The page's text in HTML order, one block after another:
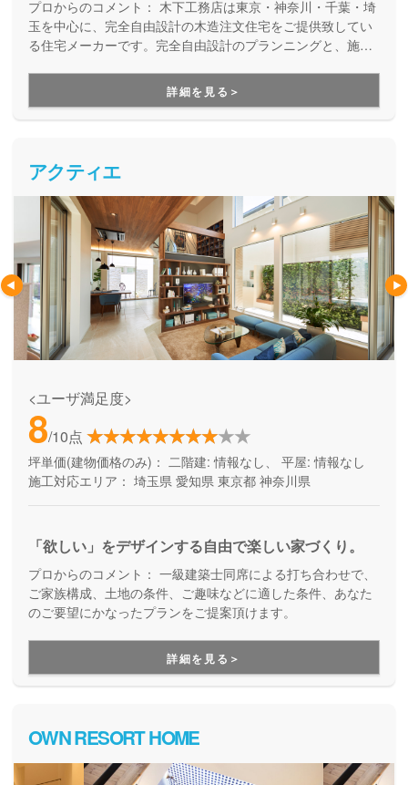
プロからのコメント： 木下工務店は東京・神奈川・千葉・埼
玉を中心に、完全自由設計の木造注文住宅をご提供致してい
る住宅メーカーです。完全自由設計のプランニングと、施工
かだからこそ叶えらえる「完全自由設計」の注文住宅を実現
できます。性能や保証も万全なので安心です。
詳細を見る＞
アクティエ
<ユーザ満足度>
8/10点
坪単価(建物価格のみ)： 二階建: 情報なし、 平屋: 情報なし
施工対応エリア： 埼玉県 愛知県 東京都 神奈川県
「欲しい」をデザインする自由で楽しい家づくり。
プロからのコメント： 一級建築士同席による打ち合わせで、
ご家族構成、土地の条件、ご趣味などに適した条件、あなた
のご要望にかなったプランをご提案頂けます。
詳細を見る＞
OWN RESORT HOME